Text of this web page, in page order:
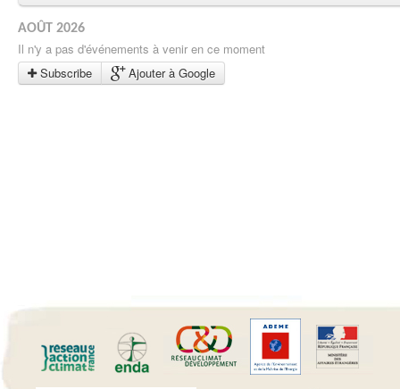
AOÛT 2026
Il n'y a pas d'événements à venir en ce moment
Subscribe
Ajouter à Google